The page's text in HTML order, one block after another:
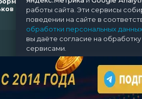
Н.Н. Почта редакции:
работы сайта. Эти сервисы
поведении на сайте в
обработки персональных
вы даёте согласие на
сервисами.
Принять